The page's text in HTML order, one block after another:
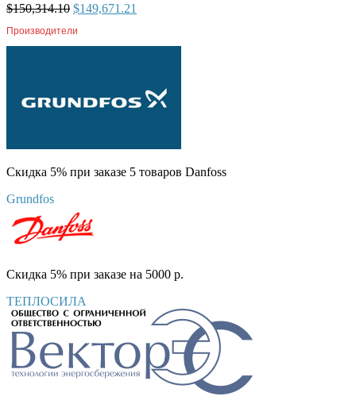
$150,314.10 $149,671.21
Производители
Скидка 5% при заказе 5 товаров Danfoss
Grundfos
Скидка 5% при заказе на 5000 р.
ТЕПЛОСИЛА